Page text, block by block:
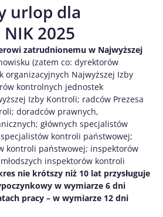
urlop dla
2025
zatrudnionemu w Najwyższej
(zatem co: dyrektorów
organizacyjnych Najwyższej Izby
kontrolnych jednostek
Izby Kontroli; radców Prezesa
doradców prawnych,
głównych specjalistów
kontroli państwowej;
kontroli państwowej; inspektorów
inspektorów kontroli
nie krótszy niż 10 lat przysługuje
w wymiarze 6 dni
pracy – w wymiarze 12 dni